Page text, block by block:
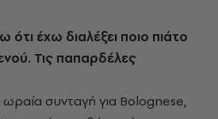
Τις παπαρδέλες
ωραία συνταγή για Bolognese,